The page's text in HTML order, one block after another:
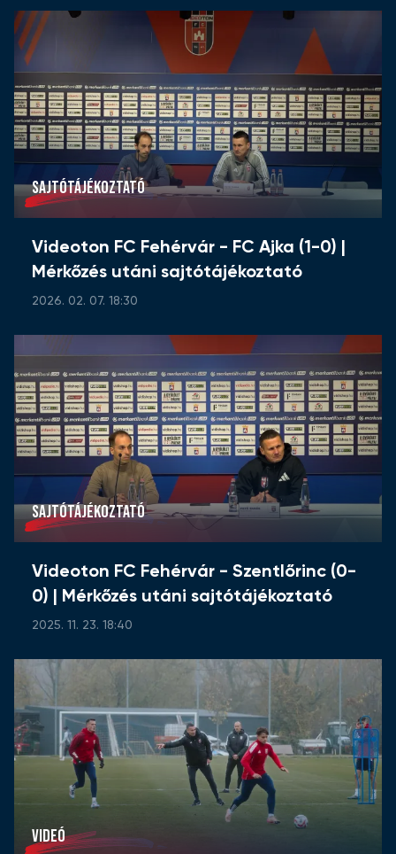
SAJTÓTÁJÉKOZTATÓ
Videoton FC Fehérvár - FC Ajka (1-0) |
Mérkőzés utáni sajtótájékoztató
2026. 02. 07. 18:30
SAJTÓTÁJÉKOZTATÓ
Videoton FC Fehérvár - Szentlőrinc (0-
0) | Mérkőzés utáni sajtótájékoztató
2025. 11. 23. 18:40
VIDEÓ